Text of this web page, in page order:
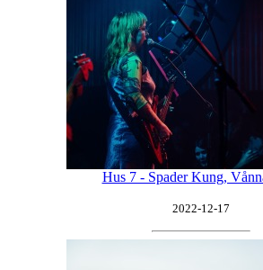
Hus 7 - Spader Kung,
2022-12-17